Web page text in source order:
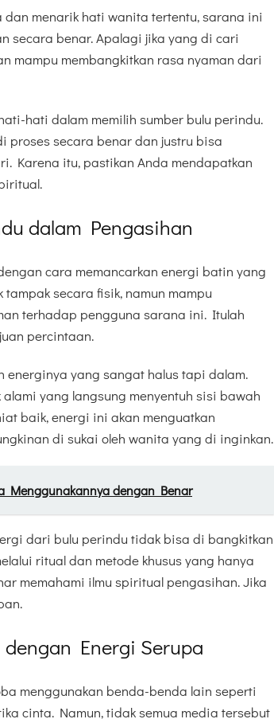
menarik hati wanita tertentu, sarana ini
secara benar. Apalagi jika yang di cari
mampu membangkitkan rasa nyaman dari
hati dalam memilih sumber bulu perindu.
proses secara benar dan justru bisa
Karena itu, pastikan Anda mendapatkan
dalam Pengasihan
cara memancarkan energi batin yang
secara fisik, namun mampu
terhadap pengguna sarana ini. Itulah
percintaan.
energinya yang sangat halus tapi dalam.
yang langsung menyentuh sisi bawah
baik, energi ini akan menguatkan
di sukai oleh wanita yang di inginkan.
Menggunakannya dengan Benar
dari bulu perindu tidak bisa di bangkitkan
ritual dan metode khusus yang hanya
memahami ilmu spiritual pengasihan. Jika
Energi Serupa
menggunakan benda-benda lain seperti
cinta. Namun, tidak semua media tersebut